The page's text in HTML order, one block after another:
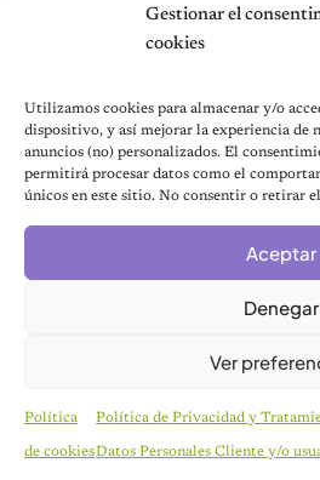
Gestionar el
cookies
Utilizamos cookies para almacenar y/o
dispositivo, y así mejorar la experiencia de
anuncios (no) personalizados. El
permitirá procesar datos como el
únicos en este sitio. No consentir o retirar
Aceptar
Denegar
Ver
Política
de cookies
Política de Privacidad y
Datos Personales Cliente y/o
Terms and Conditions
© 2026 Notas de
Política de